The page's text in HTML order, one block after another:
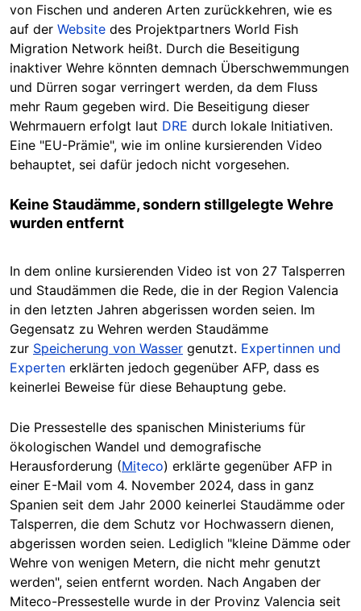
von Fischen und anderen Arten zurückkehren, wie es
auf der Website des Projektpartners World Fish
Migration Network heißt. Durch die Beseitigung
inaktiver Wehre könnten demnach Überschwemmungen
und Dürren sogar verringert werden, da dem Fluss
mehr Raum gegeben wird. Die Beseitigung dieser
Wehrmauern erfolgt laut DRE durch lokale Initiativen.
Eine "EU-Prämie", wie im online kursierenden Video
behauptet, sei dafür jedoch nicht vorgesehen.
Keine Staudämme, sondern stillgelegte Wehre
wurden entfernt
In dem online kursierenden Video ist von 27 Talsperren
und Staudämmen die Rede, die in der Region Valencia
in den letzten Jahren abgerissen worden seien. Im
Gegensatz zu Wehren werden Staudämme
zur Speicherung von Wasser genutzt. Expertinnen und
Experten erklärten jedoch gegenüber AFP, dass es
keinerlei Beweise für diese Behauptung gebe.
Die Pressestelle des spanischen Ministeriums für
ökologischen Wandel und demografische
Herausforderung (Miteco) erklärte gegenüber AFP in
einer E-Mail vom 4. November 2024, dass in ganz
Spanien seit dem Jahr 2000 keinerlei Staudämme oder
Talsperren, die dem Schutz vor Hochwassern dienen,
abgerissen worden seien. Lediglich "kleine Dämme oder
Wehre von wenigen Metern, die nicht mehr genutzt
werden", seien entfernt worden. Nach Angaben der
Miteco-Pressestelle wurde in der Provinz Valencia seit